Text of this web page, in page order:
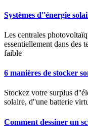
Systèmes d''énergie
Les centrales
essentiellement dans des
faible
6 manières de stocker
Stockez votre surplus
solaire, d''une batterie
Comment dessiner un